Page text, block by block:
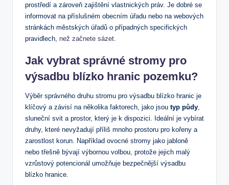
prostředí a zároveň zajištění vlastnických práv. Je dobré se
informovat na příslušném obecním úřadu nebo na webových
stránkách městských úřadů o případných specifických
pravidlech, než začnete sázet
Jak vybrat správné stromy pro
výsadbu blízko hranic pozemku?
Výběr správného druhu stromu pro výsadbu blízko hranic je
klíčový a závisí na několika faktorech, jako jsou typ půdy
sluneční svit a prostor, který je k dispozici. Ideální je vybírat
druhy, které nevyžadují příliš mnoho prostoru pro kořeny a
zarostlost korun. Například ovocné stromy jako jabloně
nebo třešně bývají výbornou volbou, protože jejich malý
vzrůstový potencionál umožňuje bezpečnější výsadbu
blízko hranice.